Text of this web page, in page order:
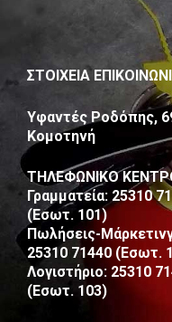
ΣΤΟΙΧΕΙΑ
Υφαντές Ροδόπης,
Κομοτηνή
ΤΗΛΕΦΩΝΙΚΟ
Γραμματεία: 25310
(Εσωτ. 101)
Πωλήσεις-
25310 71440 (Εσωτ.
Λογιστήριο: 25310
(Εσωτ. 103)